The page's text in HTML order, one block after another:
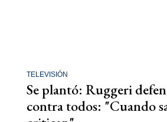
TELEVISIÓN
Se plantó: Ruggeri
contra todos: "Cuando